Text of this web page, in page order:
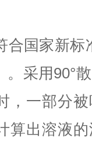
合国家新标
。采用90°
，一部分
算出溶液